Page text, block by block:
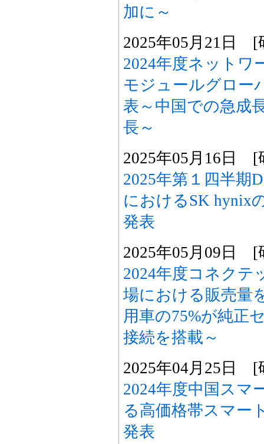
加に～
2025年05月21日 [
2024年度ネットワ
モジュールグロー
表～中国での急成
長～
2025年05月16日 [
2025年第１四半期
におけるSK hynix
発表
2025年05月09日 [
2024年度コネクテ
場における販売量
用車の75%が純正
接続を搭載～
2025年04月25日 [
2024年度中国スマ
る高価格帯スマー
発表